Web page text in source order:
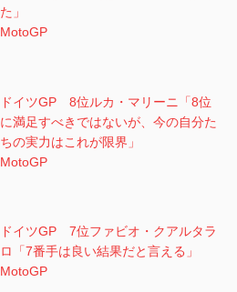
た」
MotoGP
ドイツGP 8位ルカ・マリーニ「8位
に満足すべきではないが、今の自分た
ちの実力はこれが限界」
MotoGP
ドイツGP 7位ファビオ・クアルタラ
ロ「7番手は良い結果だと言える」
MotoGP